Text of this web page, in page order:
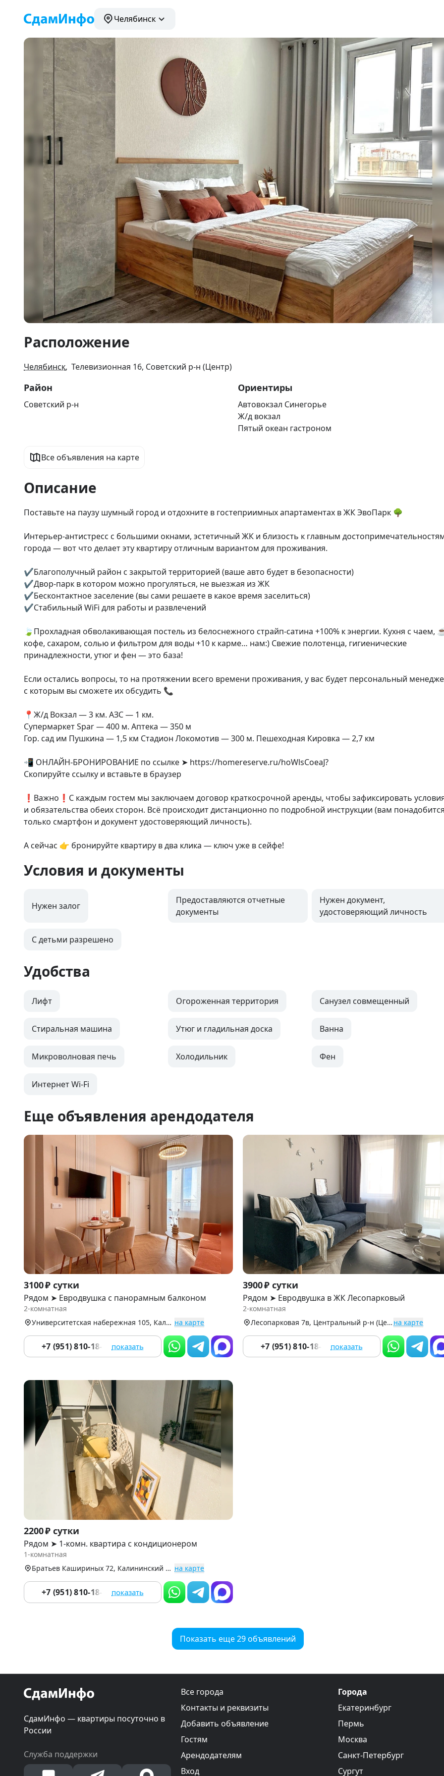
Челябинск
1
19
Расположение
Челябинск, Телевизионная 16, Советский р-н (Центр)
Район
Советский р-н
Ориентиры
Автовокзал Синегорье
Ж/д вокзал
Пятый океан гастроном
Все объявления на карте
Описание
Поставьте на паузу шумный город и отдохните в гостеприимных апартаментах в ЖК ЭвоПарк 🌳
Интерьер-антистресс с большими окнами, эстетичный ЖК и близость к главным
города — вот что делает эту квартиру отличным вариантом для проживания.
✔️Благополучный район с закрытой территорией (ваше авто будет в безопасности)
✔️Двор-парк в котором можно прогуляться, не выезжая из ЖК
✔️Бесконтактное заселение (вы сами решаете в какое время заселиться)
✔️Стабильный WiFi для работы и развлечений
🍃Прохладная обволакивающая постель из белоснежного страйп-сатина +100% к энергии. Кухня с чаем,
кофе, сахаром, солью и фильтром для воды +10 к карме… нам:) Свежие полотенца, гигиенические
принадлежности, утюг и фен — это база!
Если остались вопросы, то на протяжении всего времени проживания, у вас будет персональный
с которым вы сможете их обсудить 📞
📍Ж/д Вокзал — 3 км. АЗС — 1 км.
Супермаркет Spar — 400 м. Аптека — 350 м
Гор. сад им Пушкина — 1,5 км Стадион Локомотив — 300 м. Пешеходная Кировка — 2,7 км
📲 ОНЛАЙН-БРОНИРОВАНИЕ по ссылке ➤ https://homereserve.ru/hoWlsCoeaJ?
Скопируйте ссылку и вставьте в браузер
❗️Важно❗️С каждым гостем мы заключаем договор краткосрочной аренды, чтобы зафиксировать
и обязательства обеих сторон. Всё происходит дистанционно по подробной инструкции (вам
только смартфон и документ удостоверяющий личность).
А сейчас 👉 бронируйте квартиру в два клика — ключ уже в сейфе!
Условия и документы
Нужен залог
Предоставляются отчетные
документы
Нужен документ,
удостоверяющий личность
С детьми разрешено
Удобства
Лифт Огороженная территория Санузел совмещенный
Стиральная машина Утюг и гладильная доска Ванна
Микроволновая печь Холодильник Фен
Интернет Wi-Fi
Еще объявления арендодателя
Item
1
of
3100 ₽ сутки
Рядом ➤ Евродвушка с панорамным балконом
2-комнатная
Университетская набережная 105, Калининский р-н (Северо-Запад) на карте
+7 (951) 810-18-87 показать
Item
1
of
3900 ₽ сутки
Рядом ➤ Евродвушка в ЖК Лесопарковый
2-комнатная
Лесопарковая 7в, Центральный р-н (Центр) на карте
+7 (951) 810-18-87 показать
Item
1
of
9
2200 ₽ сутки
Рядом ➤ 1-комн. квартира с кондиционером
1-комнатная
Братьев Кашириных 72, Калининский р-н (Северо-Запад) на карте
+7 (951) 810-18-87 показать
Показать еще 29 объявлений
СдамИнфо — квартиры посуточно в
России
Служба поддержки
Все города
Контакты и реквизиты
Добавить объявление
Гостям
Арендодателям
Вход
Города
Екатеринбург
Пермь
Москва
Санкт-Петербург
Сургут